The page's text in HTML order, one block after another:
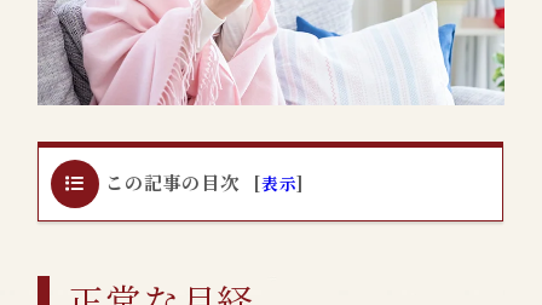
この記事の目次 表示